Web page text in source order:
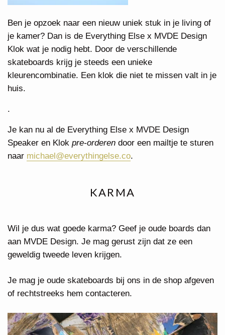
Ben je opzoek naar een nieuw uniek stuk in je living of
je kamer? Dan is de Everything Else x MVDE Design
Klok wat je nodig hebt. Door de verschillende
skateboards krijg je steeds een unieke
kleurencombinatie. Een klok die niet te missen valt in je
huis.
.
Je kan nu al de Everything Else x MVDE Design
Speaker en Klok pre-orderen door een mailtje te sturen
naar michael@everythingelse.co.
KARMA
Wil je dus wat goede karma? Geef je oude boards dan
aan MVDE Design. Je mag gerust zijn dat ze een
geweldig tweede leven krijgen.
Je mag je oude skateboards bij ons in de shop afgeven
of rechtstreeks hem contacteren.